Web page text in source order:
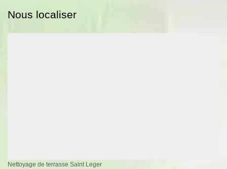
Nous localiser
Nettoyage de terrasse Saint Leger